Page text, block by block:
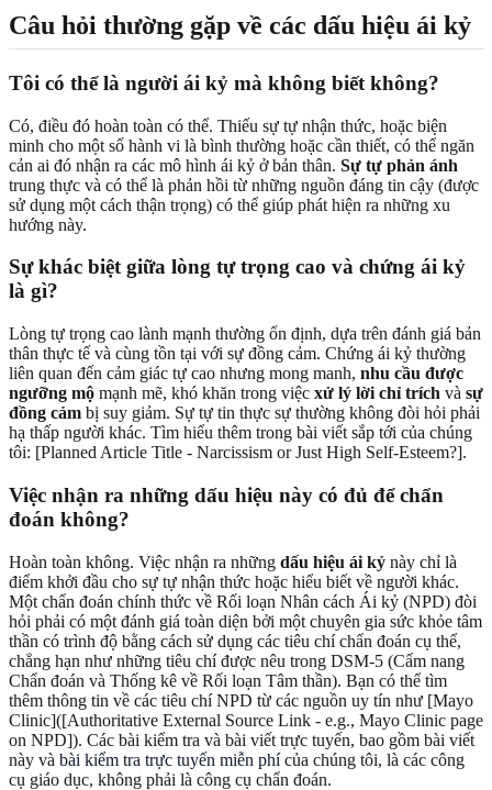
Câu hỏi thường gặp về các dấu hiệu ái kỷ
Tôi có thể là người ái kỷ mà không biết không?
Có, điều đó hoàn toàn có thể. Thiếu sự tự nhận thức, hoặc biện
minh cho một số hành vi là bình thường hoặc cần thiết, có thể ngăn
cản ai đó nhận ra các mô hình ái kỷ ở bản thân. Sự tự phản ánh
trung thực và có thể là phản hồi từ những nguồn đáng tin cậy (được
sử dụng một cách thận trọng) có thể giúp phát hiện ra những xu
hướng này.
Sự khác biệt giữa lòng tự trọng cao và chứng ái kỷ
là gì?
Lòng tự trọng cao lành mạnh thường ổn định, dựa trên đánh giá bản
thân thực tế và cùng tồn tại với sự đồng cảm. Chứng ái kỷ thường
liên quan đến cảm giác tự cao nhưng mong manh, nhu cầu được
ngưỡng mộ mạnh mẽ, khó khăn trong việc xử lý lời chỉ trích và sự
đồng cảm bị suy giảm. Sự tự tin thực sự thường không đòi hỏi phải
hạ thấp người khác. Tìm hiểu thêm trong bài viết sắp tới của chúng
tôi: [Planned Article Title - Narcissism or Just High Self-Esteem?].
Việc nhận ra những dấu hiệu này có đủ để chẩn
đoán không?
Hoàn toàn không. Việc nhận ra những dấu hiệu ái kỷ này chỉ là
điểm khởi đầu cho sự tự nhận thức hoặc hiểu biết về người khác.
Một chẩn đoán chính thức về Rối loạn Nhân cách Ái kỷ (NPD) đòi
hỏi phải có một đánh giá toàn diện bởi một chuyên gia sức khỏe tâm
thần có trình độ bằng cách sử dụng các tiêu chí chẩn đoán cụ thể,
chẳng hạn như những tiêu chí được nêu trong DSM-5 (Cẩm nang
Chẩn đoán và Thống kê về Rối loạn Tâm thần). Bạn có thể tìm
thêm thông tin về các tiêu chí NPD từ các nguồn uy tín như [Mayo
Clinic]([Authoritative External Source Link - e.g., Mayo Clinic page
on NPD]). Các bài kiểm tra và bài viết trực tuyến, bao gồm bài viết
này và bài kiểm tra trực tuyến miễn phícủa chúng tôi, là các công
cụ giáo dục, không phải là công cụ chẩn đoán.